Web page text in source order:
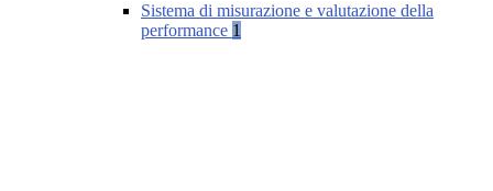
Sistema di misurazione e valutazione della
performance 1